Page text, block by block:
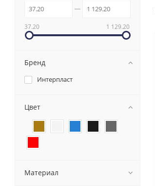
37.20 1 129.20
Бренд
Интерпласт
Цвет
Материал